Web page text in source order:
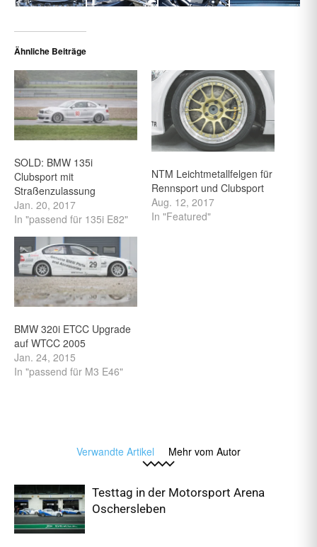
Ähnliche Beiträge
SOLD: BMW 135i
Clubsport mit
Straßenzulassung
Jan. 20, 2017
In "passend für 135i E82"
NTM Leichtmetallfelgen für
Rennsport und Clubsport
Aug. 12, 2017
In "Featured"
BMW 320i ETCC Upgrade
auf WTCC 2005
Jan. 24, 2015
In "passend für M3 E46"
Verwandte Artikel Mehr vom Autor
Testtag in der Motorsport Arena
Oschersleben